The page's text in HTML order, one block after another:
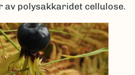
av polysakkaridet cellulose.